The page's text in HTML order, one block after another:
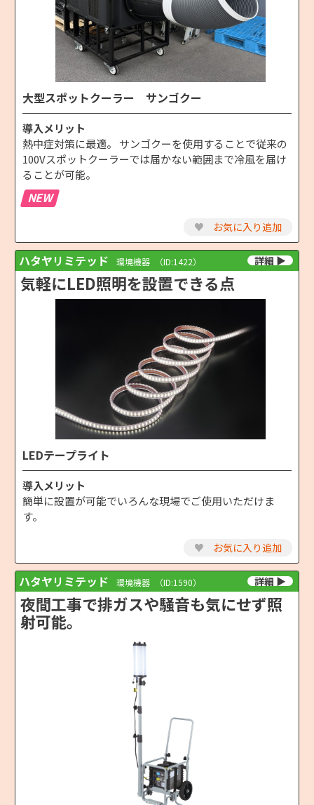
大型スポットクーラー サンゴクー
導入メリット
熱中症対策に最適。 サンゴクーを使用することで従来の
100Vスポットクーラーでは届かない範囲まで冷風を届け
ることが可能。
NEW
♥ お気に入り追加
ハタヤリミテッド 環境機器 （ID:1422）
気軽にLED照明を設置できる点
LEDテープライト
導入メリット
簡単に設置が可能でいろんな現場でご使用いただけま
す。
♥ お気に入り追加
ハタヤリミテッド 環境機器 （ID:1590）
夜間工事で排ガスや騒音も気にせず照
射可能。